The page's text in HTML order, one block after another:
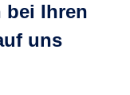
bei Ihren
uns